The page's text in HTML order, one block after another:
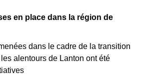
en place dans la région de
dans le cadre de la transition
alentours de Lanton ont été